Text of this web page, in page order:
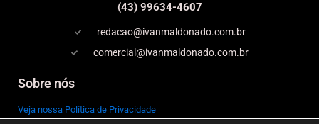
(43) 99634-4607
redacao@ivanmaldonado.com.br
comercial@ivanmaldonado.com.br
Sobre nós
Veja nossa Política de Privacidade